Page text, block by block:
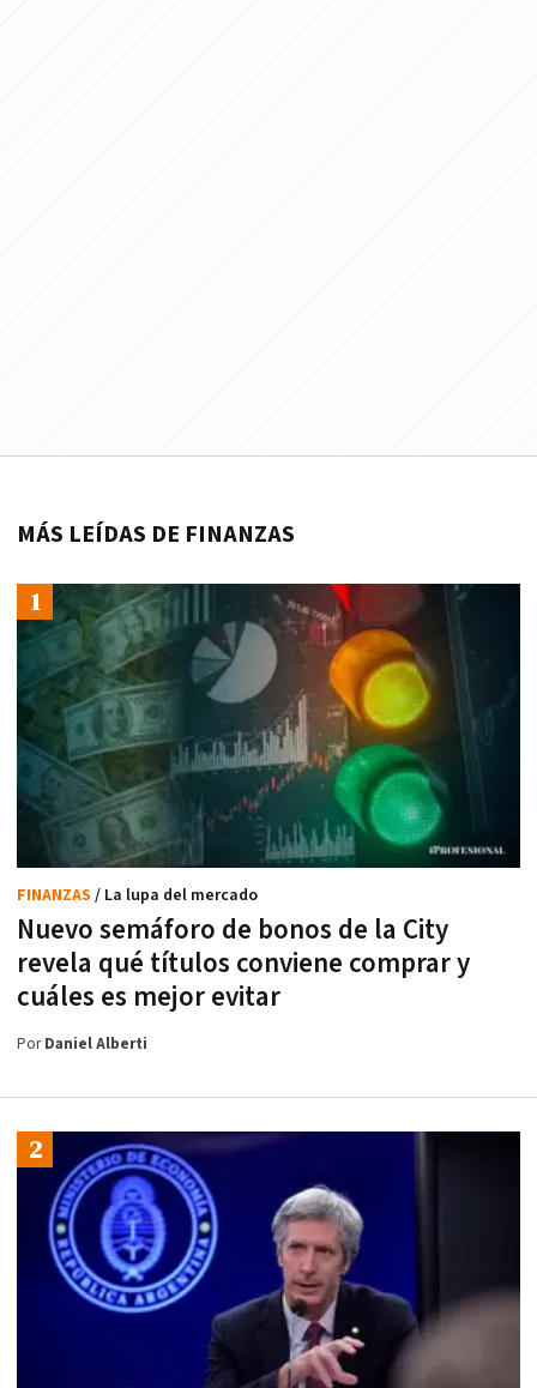
MÁS LEÍDAS DE FINANZAS
Nuevo semáforo de bonos de la City
revela qué títulos conviene comprar y
cuáles es mejor evitar
FINANZAS / La lupa del mercado
PorDaniel Alberti